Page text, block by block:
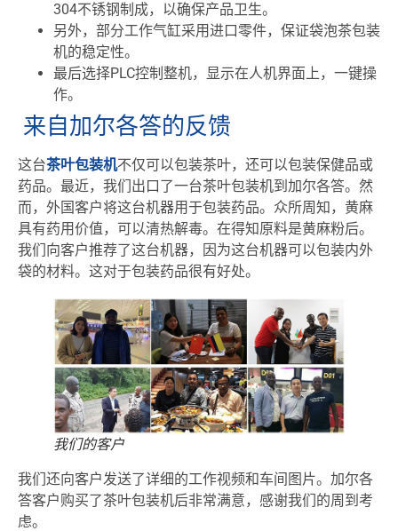
304不锈钢制成，以确保产品卫生。
另外，部分工作气缸采用进口零件，保证袋泡茶包装
机的稳定性。
最后选择PLC控制整机，显示在人机界面上，一键操
作。
来自加尔各答的反馈
这台茶叶包装机不仅可以包装茶叶，还可以包装保健品或
药品。最近，我们出口了一台茶叶包装机到加尔各答。然
而，外国客户将这台机器用于包装药品。众所周知，黄麻
具有药用价值，可以清热解毒。在得知原料是黄麻粉后。
我们向客户推荐了这台机器，因为这台机器可以包装内外
袋的材料。这对于包装药品很有好处。
我们的客户
我们还向客户发送了详细的工作视频和车间图片。加尔各
答客户购买了茶叶包装机后非常满意，感谢我们的周到考
虑。